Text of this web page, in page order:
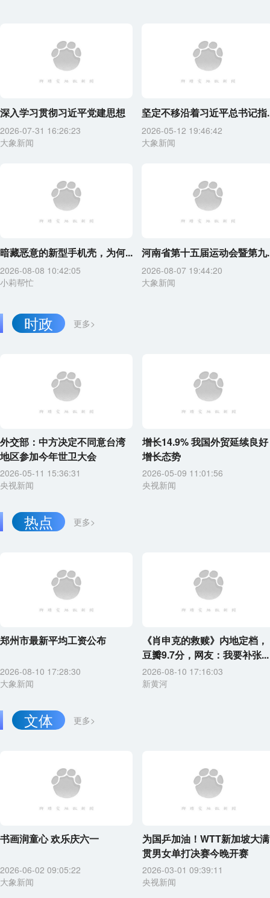
深入学习贯彻习近平党建思想
2026-07-31 16:26:23
大象新闻
坚定不移沿着习近平总书记指
2026-05-12 19:46:42
大象新闻
暗藏恶意的新型手机壳，为何...
2026-08-08 10:42:05
小莉帮忙
河南省第十五届运动会暨第九
2026-08-07 19:44:20
大象新闻
更多>
时政
外交部：中方决定不同意台湾
地区参加今年世卫大会
2026-05-11 15:36:31
央视新闻
增长14.9% 我国外贸延续良好
增长态势
2026-05-09 11:01:56
央视新闻
更多>
热点
郑州市最新平均工资公布
2026-08-10 17:28:30
大象新闻
《肖申克的救赎》内地定档，
豆瓣9.7分，网友：我要补张...
2026-08-10 17:16:03
新黄河
更多>
文体
书画润童心 欢乐庆六一
2026-06-02 09:05:22
大象新闻
为国乒加油！WTT新加坡大满
贯男女单打决赛今晚开赛
2026-03-01 09:39:11
央视新闻